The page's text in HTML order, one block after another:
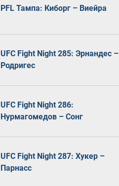
PFL Тампа: Киборг – Виейра
UFC Fight Night 285: Эрнандес –
Родригес
UFC Fight Night 286:
Нурмагомедов – Сонг
UFC Fight Night 287: Хукер –
Парнасс